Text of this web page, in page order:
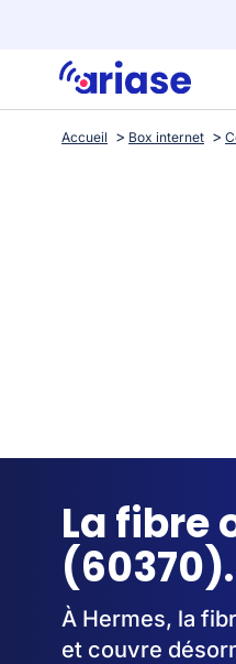
Accueil Box internet
La fibre
(60370).
À Hermes, la
et couvre